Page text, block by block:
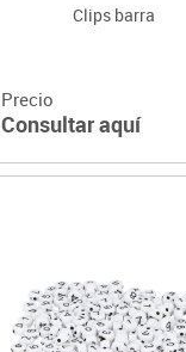
Clips barra
Precio
Consultar aquí